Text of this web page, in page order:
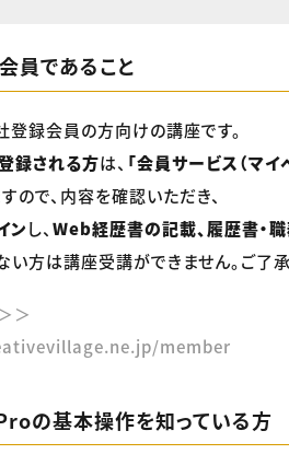
員であること
録会員の方向けの講座です。
録される方は、 「会員サービス（マイ
ので、内容を確認いただき、
ンし、 Web経歴書の記載、履歴書・
方は講座受講ができません。ご了承
＞
member
の基本操作を知っている方